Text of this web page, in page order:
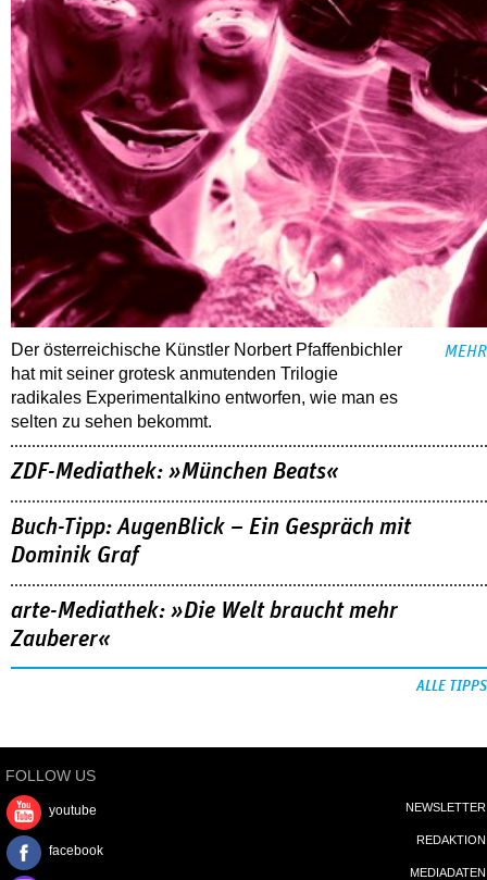
Der österreichische Künstler Norbert Pfaffenbichler
hat mit seiner grotesk anmutenden Trilogie
radikales Experimentalkino entworfen, wie man es
selten zu sehen bekommt.
MEHR
ZDF-Mediathek: »München Beats«
Buch-Tipp: AugenBlick – Ein Gespräch mit
Dominik Graf
arte-Mediathek: »Die Welt braucht mehr
Zauberer«
ALLE TIPPS
FOLLOW US
youtube
facebook
NEWSLETTER
REDAKTION
MEDIADATEN